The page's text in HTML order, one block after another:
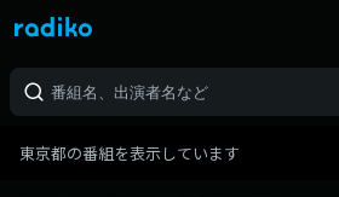
東京都の番組を表示しています